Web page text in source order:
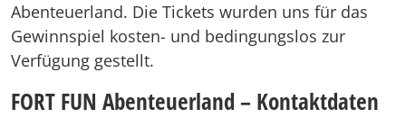
Abenteuerland. Die Tickets wurden uns für das
Gewinnspiel kosten- und bedingungslos zur
Verfügung gestellt.
FORT FUN Abenteuerland – Kontaktdaten